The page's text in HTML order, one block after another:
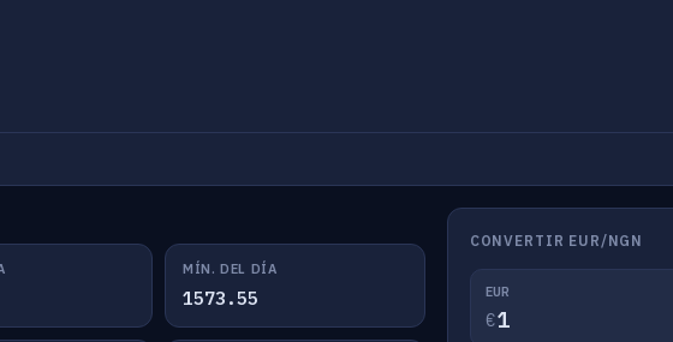
MÍN. DEL DÍA
1573.55
CONVERTIR EUR/NGN
EUR
€